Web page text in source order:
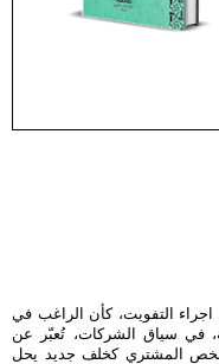
التفويت، كأن الراغب في
في سياق الشركات، تُعبّر عن
المشتري كخلف جديد يحل